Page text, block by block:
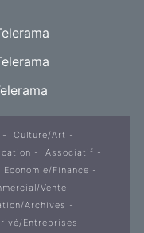
Culture/Art
Associatif
Economie/Finance
Vente
Archives
Entreprises